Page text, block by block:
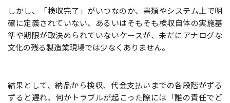
しかし、「検収完了」がいつなのか、書類やシステム上で明
確に定義されていない、あるいはそもそも検収自体の実施基
準や期限が取決められていないケースが、未だにアナログな
文化の残る製造業現場では少なくありません。
結果として、納品から検収、代金支払いまでの各段階がずる
ずると遅れ、何かトラブルが起こった際には「誰の責任でど